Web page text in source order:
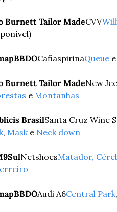
Burnett Tailor MadeCVV
CafiaspirinaQueue e
Burnett Tailor MadeNew
e Montanhas
BrasilSanta Cruz Wine
, Mask e Neck down
NetshoesMatador,
Audi A6Central Park,